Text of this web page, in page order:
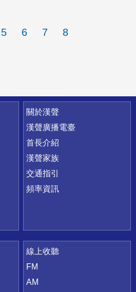
5 6 7 8
關於漢聲
漢聲廣播電臺
首長介紹
漢聲家族
交通指引
頻率資訊
線上收聽
FM
AM